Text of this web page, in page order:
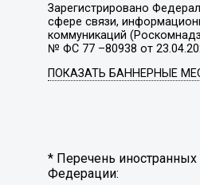
Зарегистрировано
сфере связи,
коммуникаций
№ ФС 77 –80938 от
ПОКАЗАТЬ БАННЕРНЫЕ
* Перечень иностранных
Федерации: